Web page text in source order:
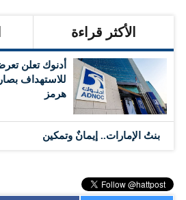
الأكثر قراءة
أدنوك تعلن
للاستهداف
هرمز
بنتُ الإمارات.. إيمانٌ وتمكين